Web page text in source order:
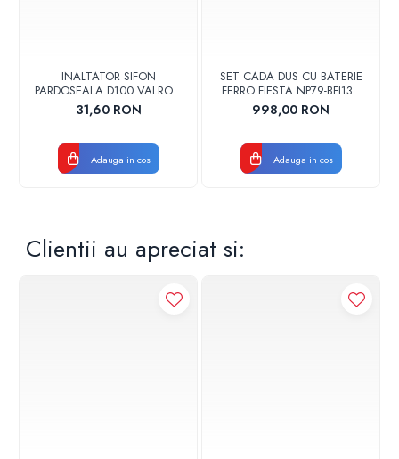
INALTATOR SIFON
PARDOSEALA D100 VALROM
17001900004
31,60 RON
Adauga in cos
SET CADA DUS CU BATERIE
FERRO FIESTA NP79-BFI13U
CROM
998,00 RON
Adauga in cos
Clientii au apreciat si: